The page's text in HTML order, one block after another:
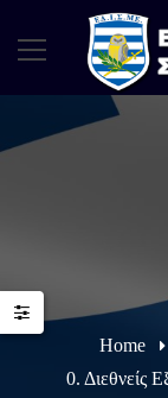
Home
0. Διεθνείς